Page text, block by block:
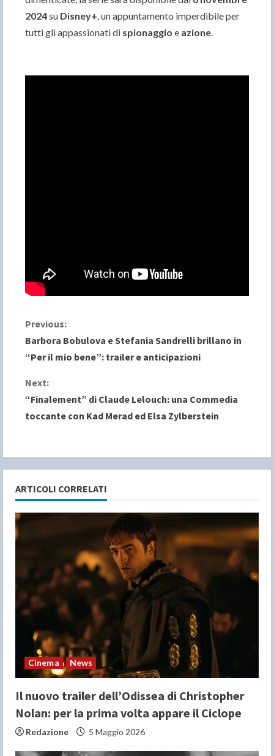
2024su Disney+, un appuntamento imperdibile per
tutti gli appassionati di spionaggio e azione.
C
o
n
t
n
u
e
a
d
n
g
Previous:
Barbora Bobulova e Stefania Sandrelli brillano in
“Per il mio bene”: trailer e anticipazioni
Next:
“Finalement” di Claude Lelouch: una Commedia
toccante con Kad Merad ed Elsa Zylberstein
ARTICOLI CORRELATI
Cinema News
Il nuovo trailer dell’Odissea di Christopher
Nolan: per la prima volta appare il Ciclope
Redazione 5 Maggio 2026